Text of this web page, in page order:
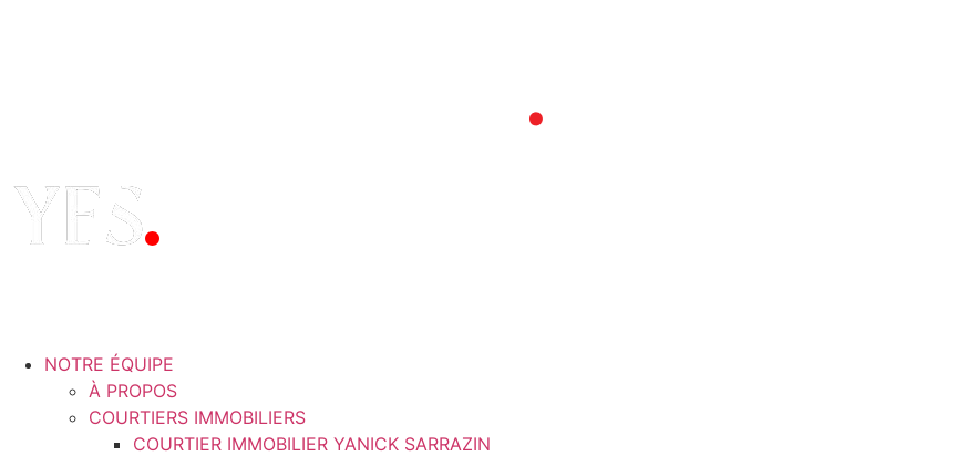
NOTRE ÉQUIPE
À PROPOS
COURTIERS IMMOBILIERS
COURTIER IMMOBILIER YANICK SARRAZIN